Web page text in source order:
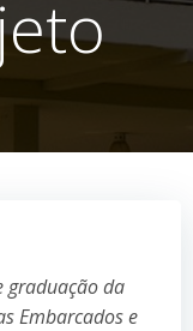
graduação da
Embarcados e